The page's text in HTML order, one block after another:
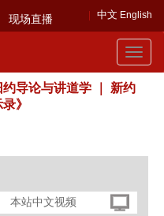
中文 English
现场直播
Toggle
导论与讲道学
⁠新约
》
本站中文视频